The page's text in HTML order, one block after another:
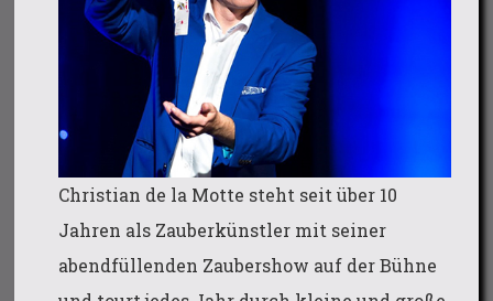
Christian de la Motte steht seit über 10
Jahren als Zauberkünstler mit seiner
abendfüllenden Zaubershow auf der Bühne